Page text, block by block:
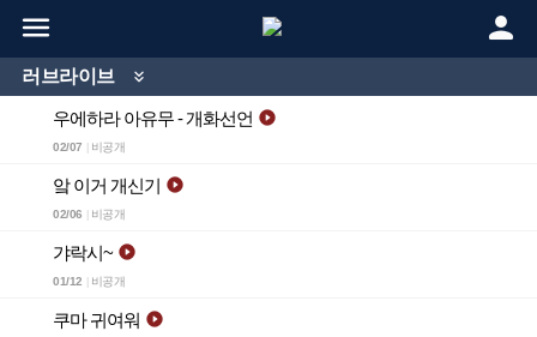
 
러브라이브 
우에하라 아유무 - 개화선언 
02/07 비공개
앜 이거 개신기 
02/06 비공개
갸락시~ 
01/12 비공개
쿠마 귀여워 